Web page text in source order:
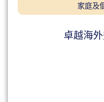
家庭及
卓越海